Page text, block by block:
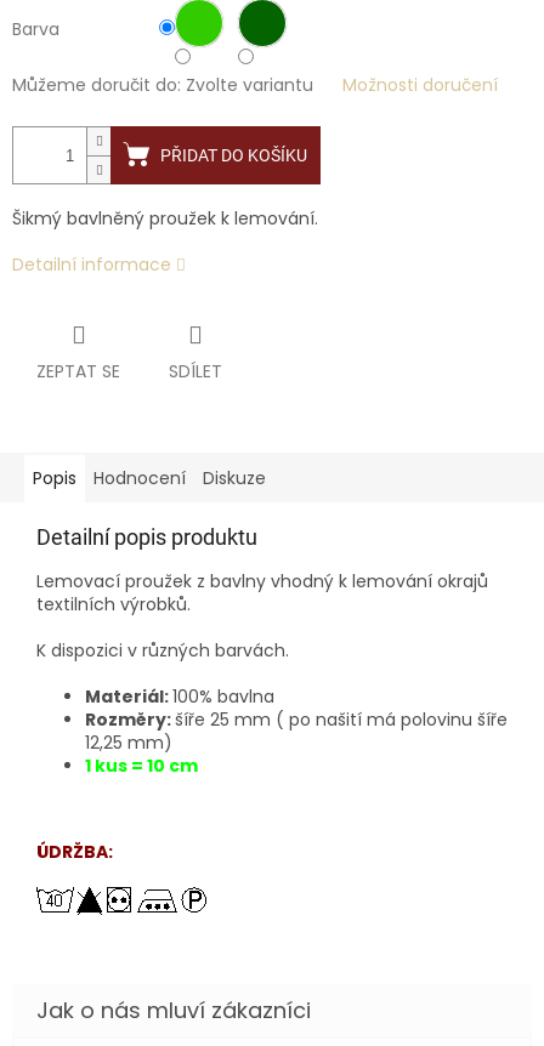
Barva
Můžeme doručit do: Zvolte variantu Možnosti doručení
PŘIDAT DO KOŠÍKU
Šikmý bavlněný proužek k lemování.
Detailní informace
ZEPTAT SE SDÍLET
Popis Hodnocení Diskuze
Detailní popis produktu
Lemovací proužek z bavlny vhodný k lemování okrajů
textilních výrobků.
K dispozici v různých barvách.
Materiál:100% bavlna
Rozměry:šíře 25 mm ( po našití má polovinu šíře
12,25 mm)
1 kus = 10 cm
ÚDRŽBA: